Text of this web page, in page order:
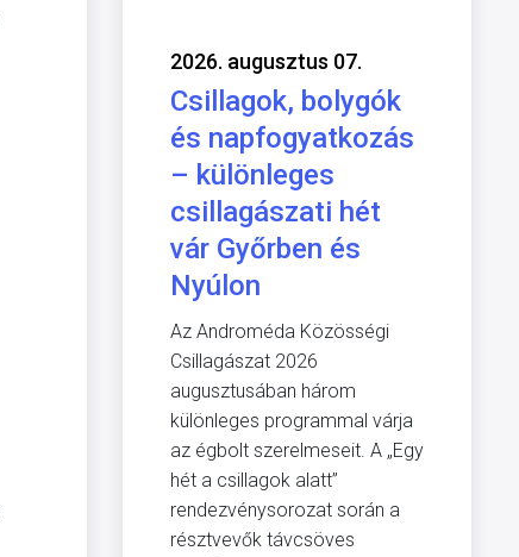
2026. augusztus 07.
Csillagok, bolygók
és napfogyatkozás
– különleges
csillagászati hét
vár Győrben és
Nyúlon
Az Androméda Közösségi
Csillagászat 2026
augusztusában három
különleges programmal várja
az égbolt szerelmeseit. A „Egy
hét a csillagok alatt”
rendezvénysorozat során a
résztvevők távcsöves